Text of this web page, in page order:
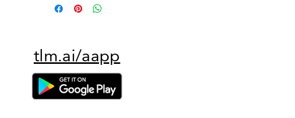
tlm.ai/aapp